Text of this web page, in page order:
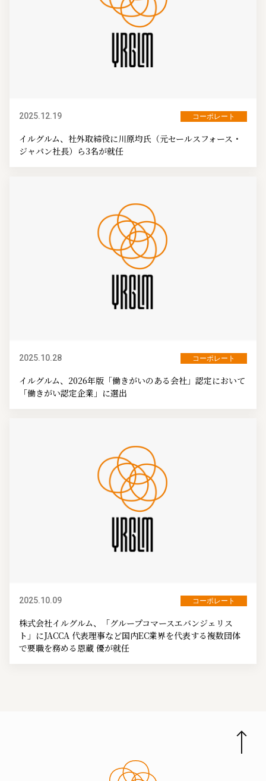
2025.12.19 コーポレート
イルグルム、社外取締役に川原均氏（元セールスフォース・
ジャパン社長）ら3名が就任
2025.10.28 コーポレート
イルグルム、2026年版「働きがいのある会社」認定において
「働きがい認定企業」に選出
2025.10.09 コーポレート
株式会社イルグルム、「グループコマースエバンジェリス
ト」にJACCA 代表理事など国内EC業界を代表する複数団体
で要職を務める恩蔵 優が就任